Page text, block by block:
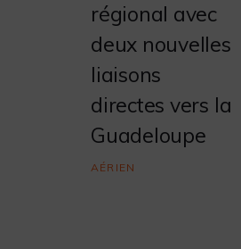
régional avec
deux nouvelles
liaisons
directes vers la
Guadeloupe
AÉRIEN